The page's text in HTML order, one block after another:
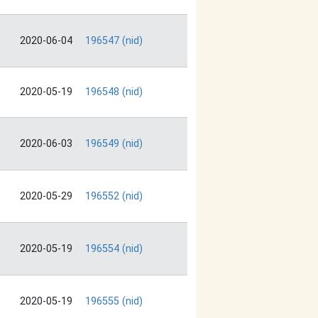
2020-06-04 196547 (nid)
2020-05-19 196548 (nid)
2020-06-03 196549 (nid)
2020-05-29 196552 (nid)
2020-05-19 196554 (nid)
2020-05-19 196555 (nid)